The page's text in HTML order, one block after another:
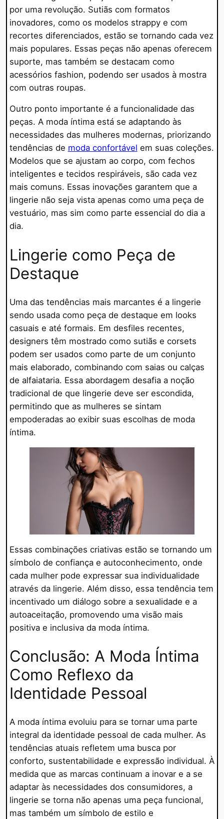
por uma revolução. Sutiãs com formatos
inovadores, como os modelos strappy e com
recortes diferenciados, estão se tornando cada vez
mais populares. Essas peças não apenas oferecem
suporte, mas também se destacam como
acessórios fashion, podendo ser usados à mostra
com outras roupas.
Outro ponto importante é a funcionalidade das
peças. A moda íntima está se adaptando às
necessidades das mulheres modernas, priorizando
tendências de moda confortável em suas coleções.
Modelos que se ajustam ao corpo, com fechos
inteligentes e tecidos respiráveis, são cada vez
mais comuns. Essas inovações garantem que a
lingerie não seja vista apenas como uma peça de
vestuário, mas sim como parte essencial do dia a
dia.
Lingerie como Peça de
Destaque
Uma das tendências mais marcantes é a lingerie
sendo usada como peça de destaque em looks
casuais e até formais. Em desfiles recentes,
designers têm mostrado como sutiãs e corsets
podem ser usados como parte de um conjunto
mais elaborado, combinando com saias ou calças
de alfaiataria. Essa abordagem desafia a noção
tradicional de que lingerie deve ser escondida,
permitindo que as mulheres se sintam
empoderadas ao exibir suas escolhas de moda
íntima.
Essas combinações criativas estão se tornando um
símbolo de confiança e autoconhecimento, onde
cada mulher pode expressar sua individualidade
através da lingerie. Além disso, essa tendência tem
incentivado um diálogo sobre a sexualidade e a
autoaceitação, promovendo uma visão mais
positiva e inclusiva da moda íntima.
Conclusão: A Moda Íntima
Como Reflexo da
Identidade Pessoal
A moda íntima evoluiu para se tornar uma parte
integral da identidade pessoal de cada mulher. As
tendências atuais refletem uma busca por
conforto, sustentabilidade e expressão individual. À
medida que as marcas continuam a inovar e a se
adaptar às necessidades dos consumidores, a
lingerie se torna não apenas uma peça funcional,
mas também um símbolo de estilo e